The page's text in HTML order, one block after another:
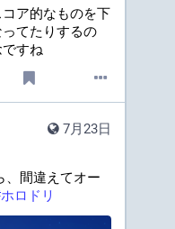
ア的なものを下
てたりするの
すね
7月23日
、間違えてオー
ホロドリ